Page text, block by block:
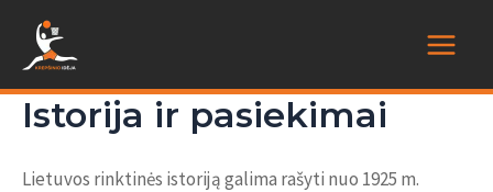
turinio
Istorija ir pasiekimai
Lietuvos rinktinės istoriją galima rašyti nuo 1925 m.